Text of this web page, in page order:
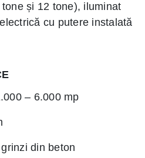
și 12 tone), iluminat
cu putere instalată
– 6.000 mp
din beton